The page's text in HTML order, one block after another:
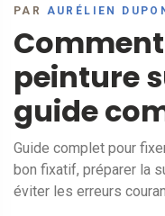
PAR AURÉLIEN
peinture
guide
Guide complet pour
bon fixatif, préparer la
éviter les erreurs